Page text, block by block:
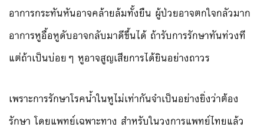
อาการกระทันหันอาจคล้ายล้มทั้งยืน ผู้ป่วยอาจตกใจกลัวมาก
อาการหูอื้อหูดับอาจกลับมาดีขึ้นได้ ถ้ารับการรักษาทันท่วงที
แต่ถ้าเป็นบ่อยๆ หูอาจสูญเสียการได้ยินอย่างถาวร
เพราะการรักษาโรคน้ำในหูไม่เท่ากันจำเป็นอย่างยิ่งว่าต้อง
รักษา โดยแพทย์เฉพาะทาง สำหรับในวงการแพทย์ไทยแล้ว